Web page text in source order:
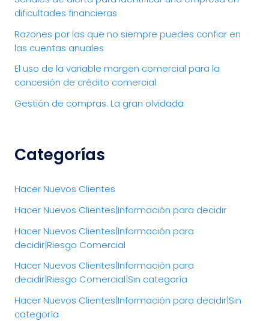
dificultades financieras
Razones por las que no siempre puedes confiar en
las cuentas anuales
El uso de la variable margen comercial para la
concesión de crédito comercial
Gestión de compras. La gran olvidada
Categorías
Hacer Nuevos Clientes
Hacer Nuevos Clientes|Información para decidir
Hacer Nuevos Clientes|Información para
decidir|Riesgo Comercial
Hacer Nuevos Clientes|Información para
decidir|Riesgo Comercial|Sin categoría
Hacer Nuevos Clientes|Información para decidir|Sin
categoría